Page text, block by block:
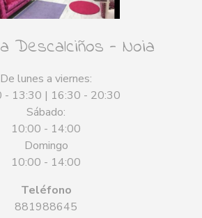
Descalciños - Noia
De lunes a viernes:
- 13:30 | 16:30 - 20:30
Sábado:
10:00 - 14:00
Domingo
10:00 - 14:00
Teléfono
881988645